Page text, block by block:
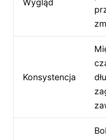
Wygląd
Konsystencja